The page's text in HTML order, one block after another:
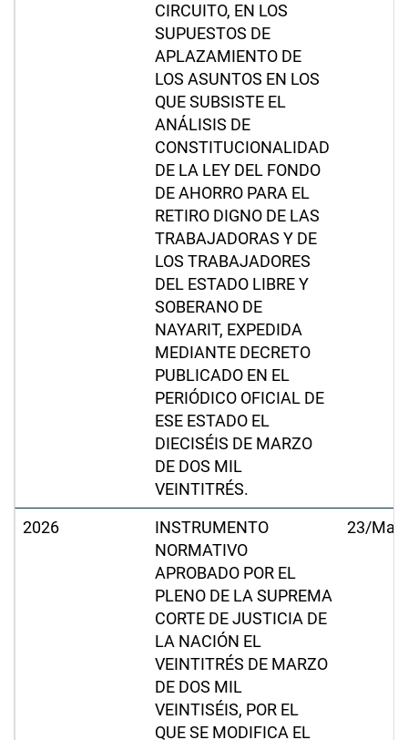
CIRCUITO, EN LOS
SUPUESTOS DE
APLAZAMIENTO DE
LOS ASUNTOS EN LOS
QUE SUBSISTE EL
ANÁLISIS DE
CONSTITUCIONALIDAD
DE LA LEY DEL FONDO
DE AHORRO PARA EL
RETIRO DIGNO DE LAS
TRABAJADORAS Y DE
LOS TRABAJADORES
DEL ESTADO LIBRE Y
SOBERANO DE
NAYARIT, EXPEDIDA
MEDIANTE DECRETO
PUBLICADO EN EL
PERIÓDICO OFICIAL DE
ESE ESTADO EL
DIECISÉIS DE MARZO
DE DOS MIL
VEINTITRÉS.
2026
INSTRUMENTO
NORMATIVO
APROBADO POR EL
PLENO DE LA SUPREMA
CORTE DE JUSTICIA DE
LA NACIÓN EL
VEINTITRÉS DE MARZO
DE DOS MIL
VEINTISÉIS, POR EL
QUE SE MODIFICA EL
23/